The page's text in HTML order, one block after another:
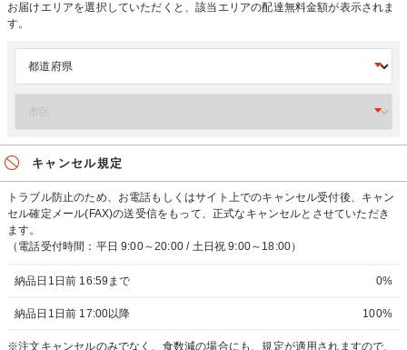
お届けエリアを選択していただくと、該当エリアの配達無料金額が表示されま
す。
キャンセル規定
トラブル防止のため、お電話もしくはサイト上でのキャンセル受付後、キャン
セル確定メール(FAX)の送受信をもって、正式なキャンセルとさせていただき
ます。
（電話受付時間：平日 9:00～20:00 / 土日祝 9:00～18:00）
納品日1日前 16:59まで 0%
納品日1日前 17:00以降 100%
※注文キャンセルのみでなく、食数減の場合にも、規定が適用されますので、